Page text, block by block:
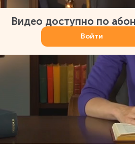
Видео доступно по
Войти